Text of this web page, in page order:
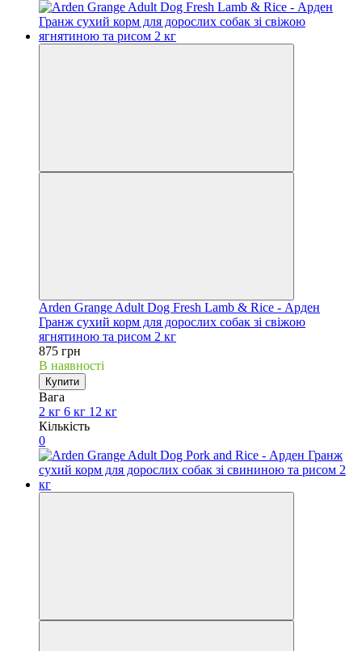
Arden Grange Adult Dog Fresh Lamb & Rice - Арден
Гранж сухий корм для дорослих собак зі свіжою
ягнятиною та рисом 2 кг
875 грн
В наявності
Купити
Вага
2 кг 6 кг 12 кг
Кількість
0